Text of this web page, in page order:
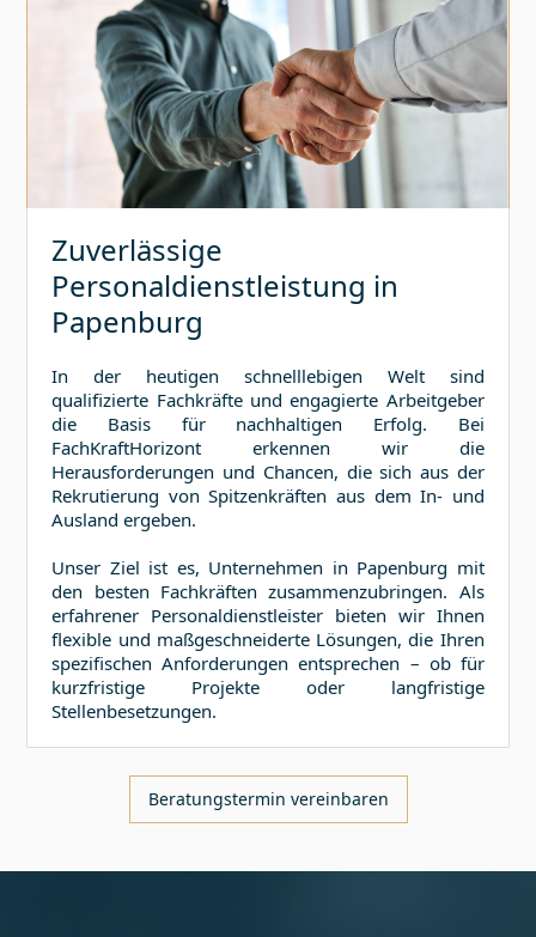
Zuverlässige
Personaldienstleistung in
Papenburg
In der heutigen schnelllebigen Welt sind
qualifizierte Fachkräfte und engagierte Arbeitgeber
die Basis für nachhaltigen Erfolg. Bei
FachKraftHorizont erkennen wir die
Herausforderungen und Chancen, die sich aus der
Rekrutierung von Spitzenkräften aus dem In- und
Ausland ergeben.
Unser Ziel ist es, Unternehmen in Papenburg mit
den besten Fachkräften zusammenzubringen. Als
erfahrener Personaldienstleister bieten wir Ihnen
flexible und maßgeschneiderte Lösungen, die Ihren
spezifischen Anforderungen entsprechen – ob für
kurzfristige Projekte oder langfristige
Stellenbesetzungen.
Beratungstermin vereinbaren